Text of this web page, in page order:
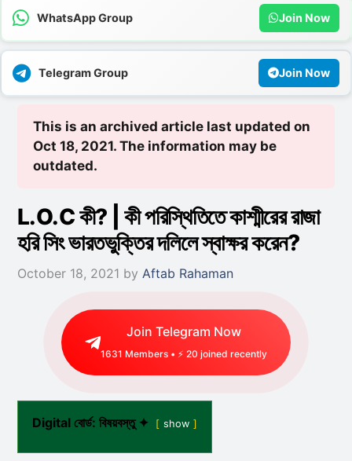
WhatsApp Group Join Now
Telegram Group Join Now
This is an archived article last updated on
Oct 18, 2021. The information may be
outdated.
L.O.C কী? | কী পরিস্থিতিতে কাশ্মীরের রাজা
হরি সিং ভারতভুক্তির দলিলে স্বাক্ষর করেন?
October 18, 2021 by Aftab Rahaman
Join Telegram Now
1631 Members • ⚡ 20 joined recently
Digital বোর্ড: বিষয়বস্তু ✦ show